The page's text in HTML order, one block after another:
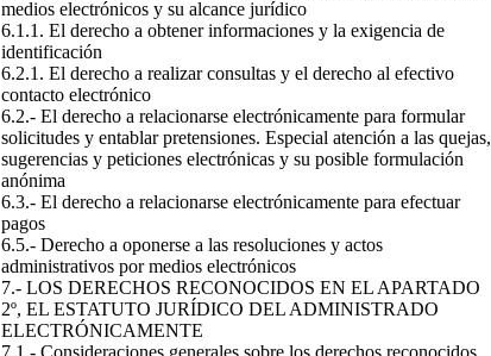
medios electrónicos y su alcance jurídico
6.1.1. El derecho a obtener informaciones y la exigencia de
identificación
6.2.1. El derecho a realizar consultas y el derecho al efectivo
contacto electrónico
6.2.- El derecho a relacionarse electrónicamente para formular
solicitudes y entablar pretensiones. Especial atención a las quejas,
sugerencias y peticiones electrónicas y su posible formulación
anónima
6.3.- El derecho a relacionarse electrónicamente para efectuar
pagos
6.5.- Derecho a oponerse a las resoluciones y actos
administrativos por medios electrónicos
7.- LOS DERECHOS RECONOCIDOS EN EL APARTADO
2º, EL ESTATUTO JURÍDICO DEL ADMINISTRADO
ELECTRÓNICAMENTE
7.1.- Consideraciones generales sobre los derechos reconocidos